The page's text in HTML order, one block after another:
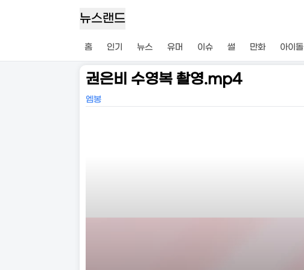
뉴스랜드
홈 인기 뉴스 유머 이슈 썰 만화 아이돌
권은비 수영복 촬영.mp4
엠봉